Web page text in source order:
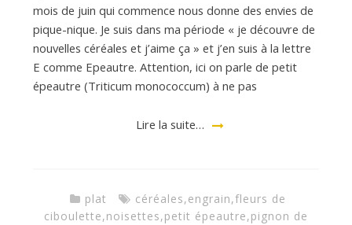
mois de juin qui commence nous donne des envies de
pique-nique. Je suis dans ma période « je découvre de
nouvelles céréales et j’aime ça » et j’en suis à la lettre
E comme Epeautre. Attention, ici on parle de petit
épeautre (Triticum monococcum) à ne pas
Lire la suite…
plat céréales,engrain,fleurs de
ciboulette,noisettes,petit épeautre,pignon de